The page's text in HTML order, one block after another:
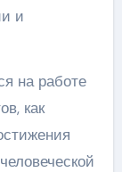
и
на работе
как